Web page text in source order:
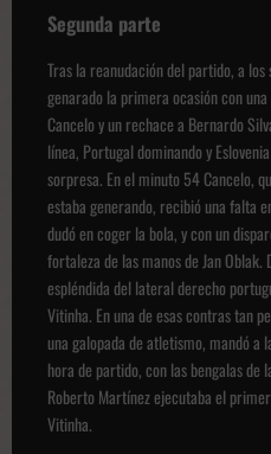
Segunda parte
Tras la reanudación del partido, a
genarado la primera ocasión con
Cancelo y un rechace a Bernardo
línea, Portugal dominando y
sorpresa. En el minuto 54 Cancelo,
estaba generando, recibió una falta
dudó en coger la bola, y con un
fortaleza de las manos de Jan Oblak.
espléndida del lateral derecho
Vitinha. En una de esas contras tan
una galopada de atletismo, mandó a
hora de partido, con las bengalas de
Roberto Martínez ejecutaba el
Vitinha.